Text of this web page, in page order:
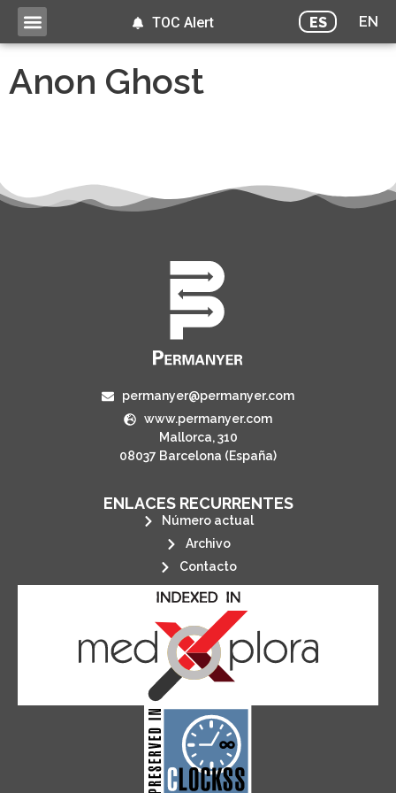
ES EN
TOC Alert
Anon Ghost
permanyer@permanyer.com
www.permanyer.com
Mallorca, 310
08037 Barcelona (España)
ENLACES RECURRENTES
Número actual
Archivo
Contacto
CLOCKSS is a dak archive that
ensures the long-term survival
of web-based scholary
publications, governed by and for
its stakeholders.